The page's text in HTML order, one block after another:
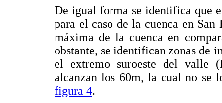
De igual forma se identifica que
para el caso de la cuenca en
máxima de la cuenca en
obstante, se identifican zonas de
el extremo suroeste del valle
alcanzan los 60m, la cual no se
figura 4.